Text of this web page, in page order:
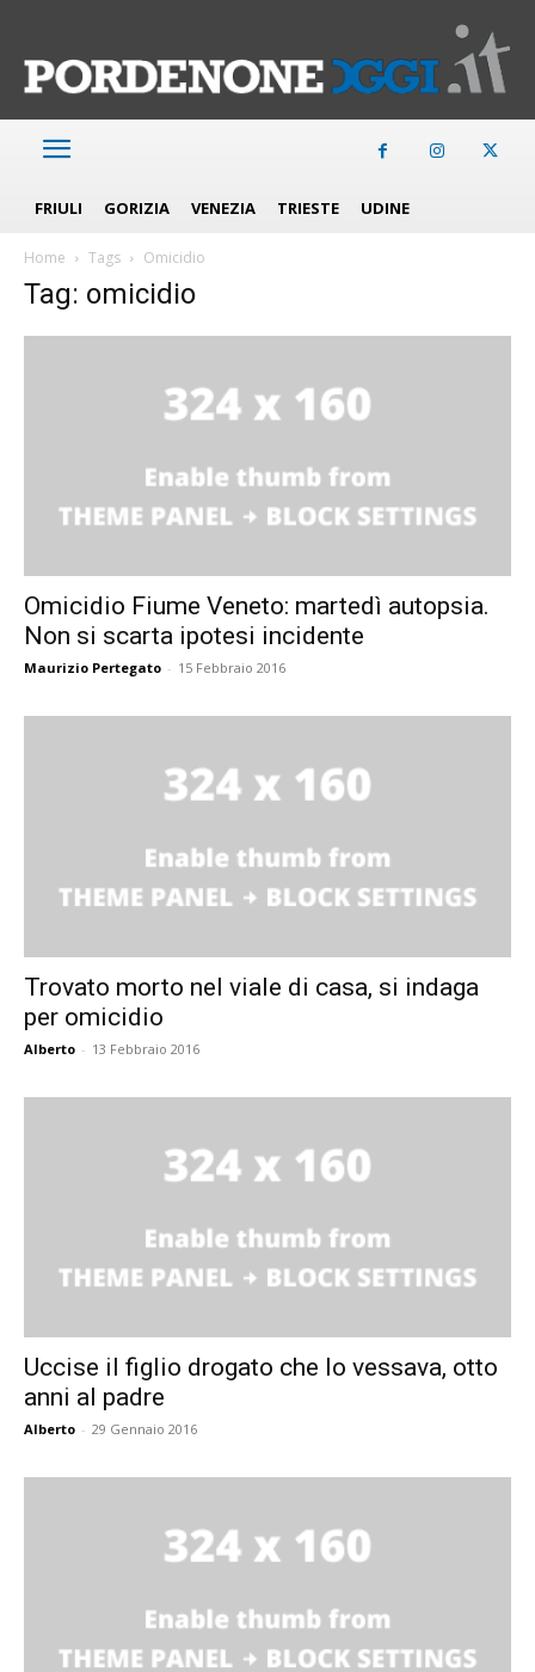
FRIULI GORIZIA VENEZIA TRIESTE UDINE
Home Tags Omicidio
Tag: omicidio
Omicidio Fiume Veneto: martedì autopsia.
Non si scarta ipotesi incidente
Maurizio Pertegato - 15 Febbraio 2016
Trovato morto nel viale di casa, si indaga
per omicidio
Alberto - 13 Febbraio 2016
Uccise il figlio drogato che lo vessava, otto
anni al padre
Alberto - 29 Gennaio 2016